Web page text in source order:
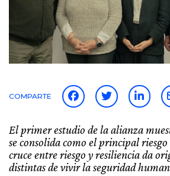
COMPARTE
El primer estudio de la alianza
se consolida como el principal
cruce entre riesgo y resiliencia da
distintas de vivir la seguridad